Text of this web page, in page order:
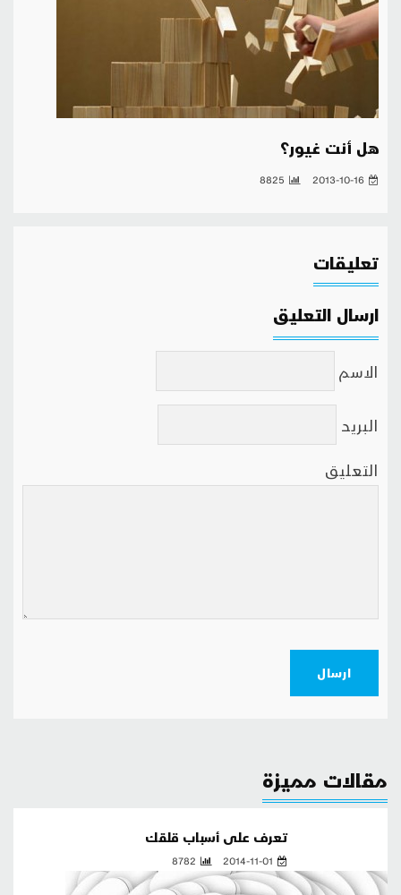
هل أنت غيور؟
2013-10-16
8825
تعليقات
ارسال التعليق
الاسم
البريد
التعليق
ارسال
مقالات مميزة
تعرف على أسباب قلقك
2014-11-01
8782